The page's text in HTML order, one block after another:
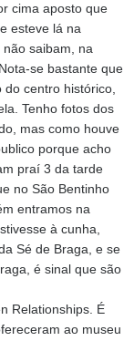
cima aposto que
esteve lá na
saibam, na
se bastante que
do centro histórico,
Tenho fotos dos
mas como houve
porque acho
praí 3 da tarde
no São Bentinho
entramos na
à cunha,
Sé de Braga, e se
é sinal que são
Relationships. É
ao museu